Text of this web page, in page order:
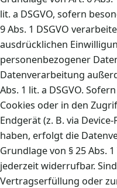
lit. a DSGVO, sofern
9 Abs. 1 DSGVO
ausdrücklichen
personenbezogener
Datenverarbeitung
Abs. 1 lit. a DSGVO.
Cookies oder in den
Endgerät (z. B. via
haben, erfolgt die
Grundlage von § 25 Abs.
jederzeit widerrufbar.
Vertragserfüllung oder